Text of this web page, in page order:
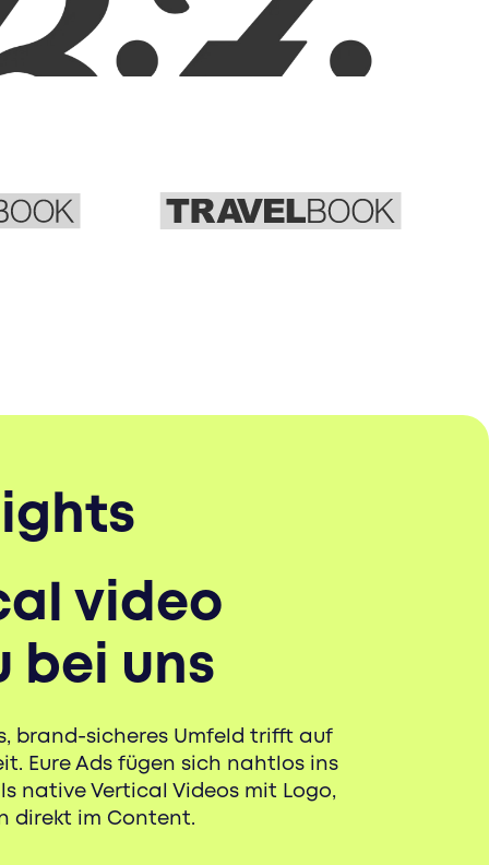
TRAVELBOOK
video
bei uns
brand-sicheres Umfeld trifft auf
Eure Ads fügen sich nahtlos ins
native Vertical Videos mit Logo,
direkt im Content.